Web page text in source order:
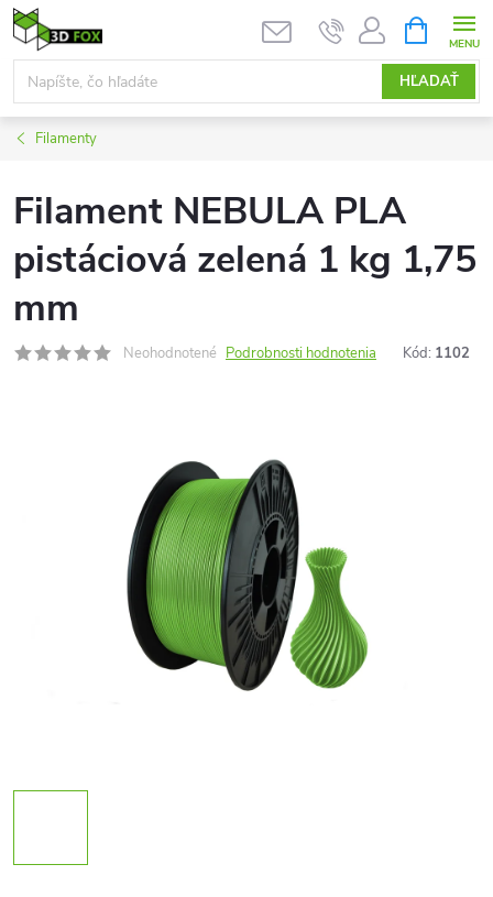
Prejsť
na
obsah
HĽADAŤ
KOŠÍK
Filamenty
Filament NEBULA PLA
pistáciová zelená 1 kg 1,75
mm
Neohodnotené Podrobnosti hodnotenia Kód: 1102